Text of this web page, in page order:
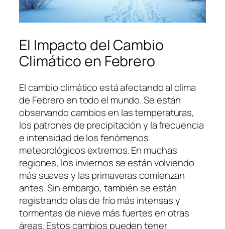
El Impacto del Cambio
Climático en Febrero
El cambio climático está afectando al clima
de Febrero en todo el mundo. Se están
observando cambios en las temperaturas,
los patrones de precipitación y la frecuencia
e intensidad de los fenómenos
meteorológicos extremos. En muchas
regiones, los inviernos se están volviendo
más suaves y las primaveras comienzan
antes. Sin embargo, también se están
registrando olas de frío más intensas y
tormentas de nieve más fuertes en otras
áreas. Estos cambios pueden tener